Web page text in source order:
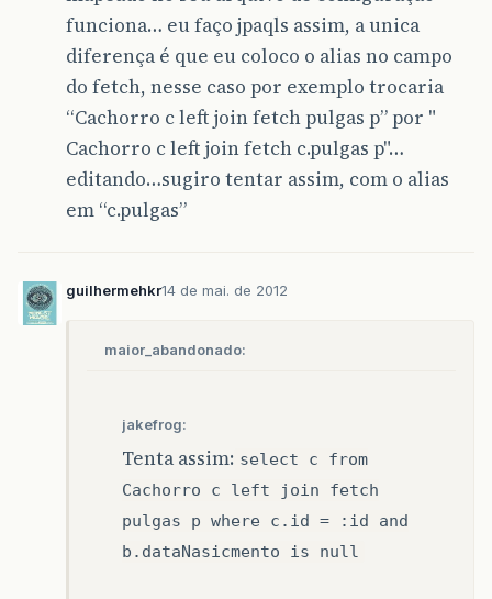
funciona… eu faço jpaqls assim, a unica
diferença é que eu coloco o alias no campo
do fetch, nesse caso por exemplo trocaria
“Cachorro c left join fetch pulgas p” por "
Cachorro c left join fetch c.pulgas p"…
editando…sugiro tentar assim, com o alias
em “c.pulgas”
guilhermehkr14 de mai. de 2012
maior_abandonado:
jakefrog:
Tenta assim: select c from
Cachorro c left join fetch
pulgas p where c.id = :id and
b.dataNasicmento is null